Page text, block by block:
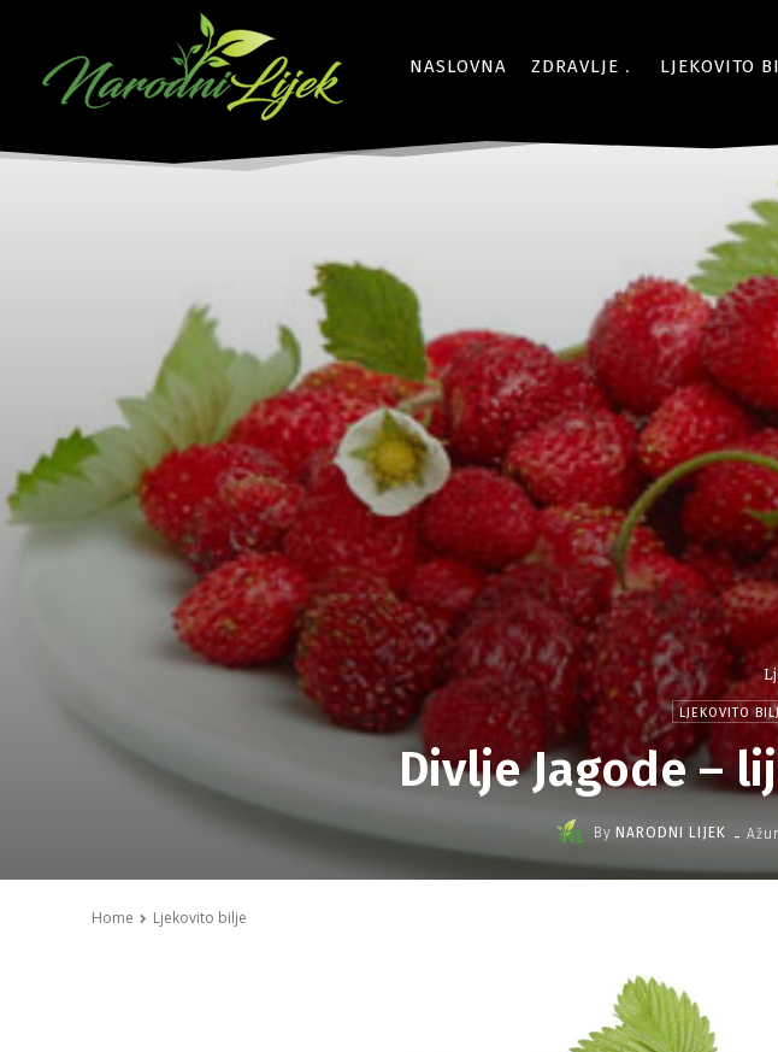
NASLOVNA ZDRAVLJE LJEKOVITO
LJEKOVITO
Divlje Jagode –
By NARODNI LIJEK -
Home Ljekovito bilje